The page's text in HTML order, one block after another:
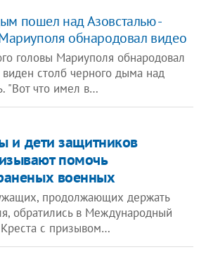
пошел над Азовсталью -
обнародовал видео
головы Мариуполя обнародовал
столб черного дыма над
"Вот что имел в…
и дети защитников
помочь
военных
продолжающих держать
обратились в Международный
с призывом…